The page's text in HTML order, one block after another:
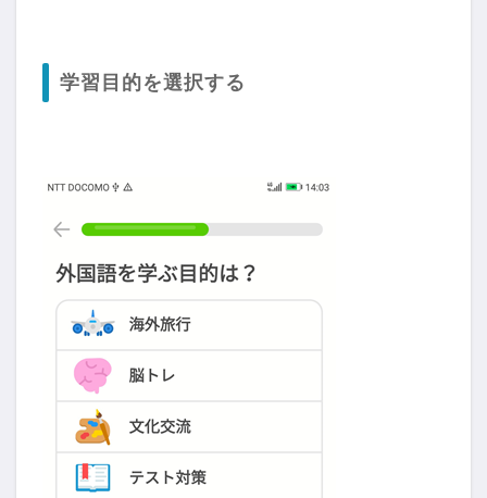
学習目的を選択する